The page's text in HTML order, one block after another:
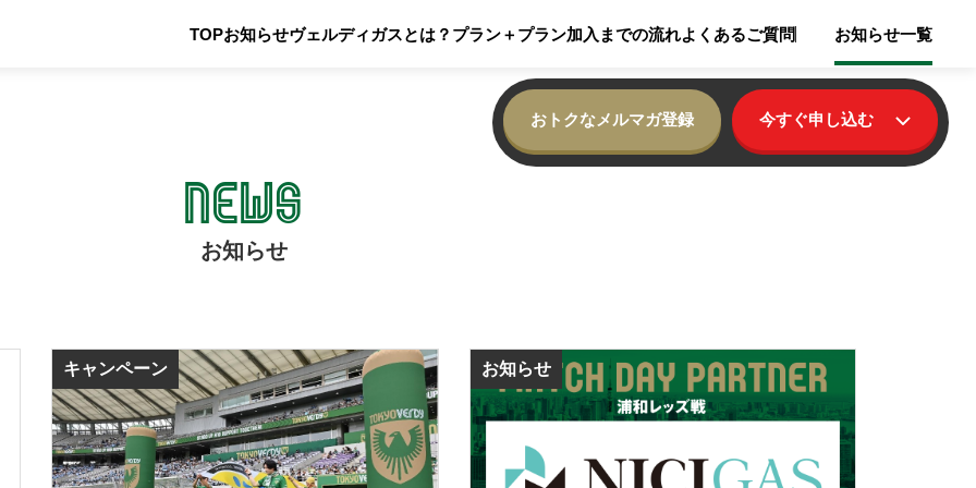
TOPお知らせヴェルディガスとは？ プラン＋プラン加入までの流れよくあるご質問 お知らせ一覧
おトクなメルマガ登録 今すぐ申し込む
NEWS
お知らせ
キャンペーン お知らせ